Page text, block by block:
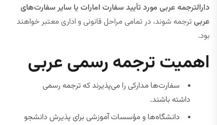
دارالترجمه عربی مورد تأیید سفارت امارات یا سایر سفارت‌های
عربی ترجمه شوند، در تمامی مراحل قانونی و اداری معتبر خواهند
بود.
اهمیت ترجمه رسمی عربی
سفارت‌ها مدارکی را می‌پذیرند که ترجمه رسمی
داشته باشند.
دانشگاه‌ها و مؤسسات آموزشی برای پذیرش دانشجو